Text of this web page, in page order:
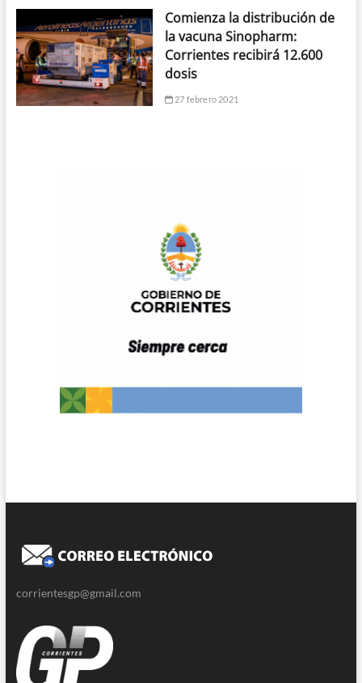
Comienza la distribución de
la vacuna Sinopharm:
Corrientes recibirá 12.600
dosis
27 febrero 2021
corrientesgp@gmail.com